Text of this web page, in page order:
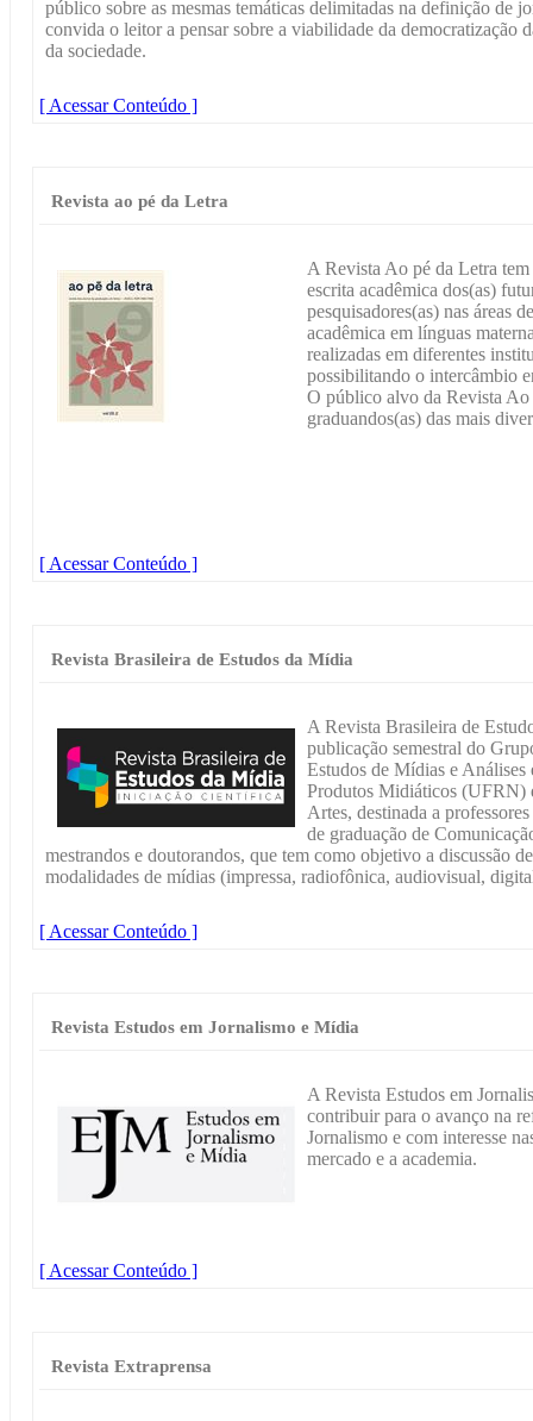
público sobre as mesmas temáticas delimitadas na definição de
convida o leitor a pensar sobre a viabilidade da democratização
da sociedade.
[ Acessar Conteúdo ]
Revista ao pé da Letra
A Revista Ao pé da Letra
escrita acadêmica dos(as)
pesquisadores(as) nas áreas
acadêmica em línguas
realizadas em diferentes
possibilitando o intercâmbio
O público alvo da Revista Ao
graduandos(as) das mais
[ Acessar Conteúdo ]
Revista Brasileira de Estudos da Mídia
A Revista Brasileira de
publicação semestral do
Estudos de Mídias e Análises
Produtos Midiáticos (UFRN)
Artes, destinada a
de graduação de
mestrandos e doutorandos, que tem como objetivo a discussão
modalidades de mídias (impressa, radiofônica, audiovisual,
[ Acessar Conteúdo ]
Revista Estudos em Jornalismo e Mídia
A Revista Estudos em
contribuir para o avanço na
Jornalismo e com interesse
mercado e a academia.
[ Acessar Conteúdo ]
Revista Extraprensa